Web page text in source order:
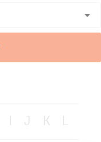
J K L